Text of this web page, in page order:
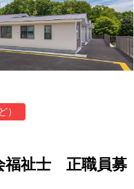
）
福祉士 正職員募